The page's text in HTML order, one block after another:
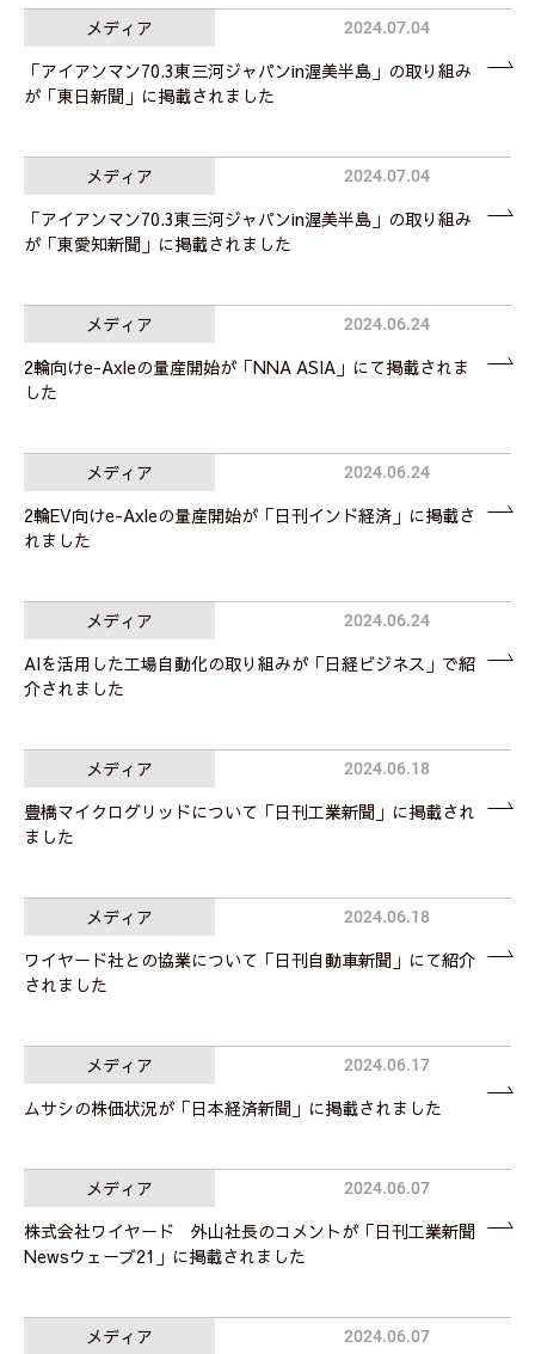
メディア
「アイアンマン70.3東三河ジャパンin渥美半島」の取り組み
が「東日新聞」に掲載されました
2024.07.04
メディア
「アイアンマン70.3東三河ジャパンin渥美半島」の取り組み
が「東愛知新聞」に掲載されました
2024.07.04
メディア
2輪向けe-Axleの量産開始が「NNA ASIA」にて掲載されま
した
2024.06.24
メディア
2輪EV向けe-Axleの量産開始が「日刊インド経済」に掲載さ
れました
2024.06.24
メディア
AIを活用した工場自動化の取り組みが「日経ビジネス」で紹
介されました
2024.06.24
メディア
豊橋マイクログリッドについて「日刊工業新聞」に掲載され
ました
2024.06.18
メディア
ワイヤード社との協業について「日刊自動車新聞」にて紹介
されました
2024.06.18
メディア
ムサシの株価状況が「日本経済新聞」に掲載されました
2024.06.17
メディア
株式会社ワイヤード 外山社長のコメントが「日刊工業新聞
Newsウェーブ21」に掲載されました
2024.06.07
メディア 2024.06.07